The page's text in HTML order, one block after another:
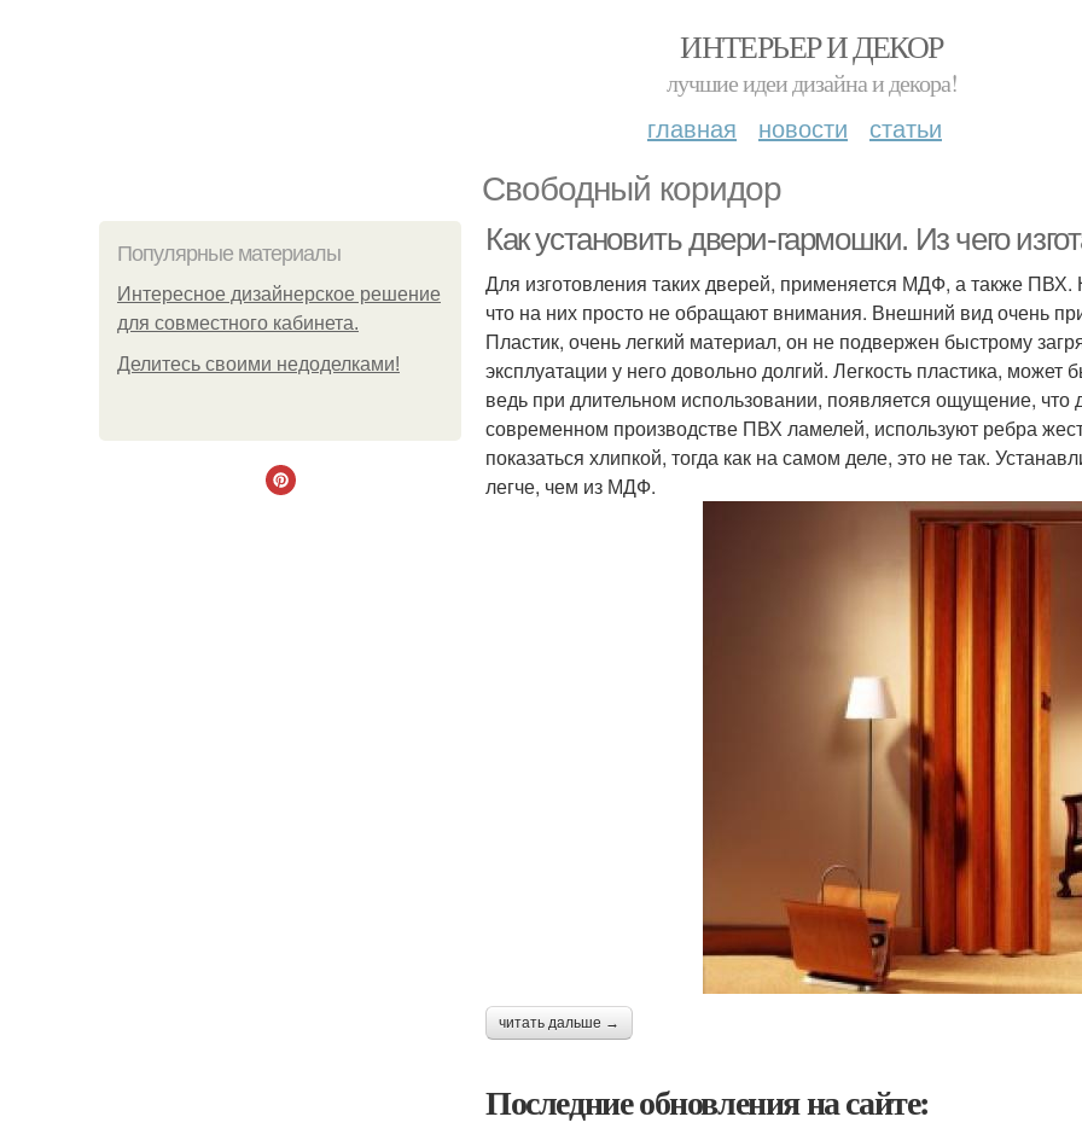
ИНТЕРЬЕР И ДЕКОР
лучшие идеи дизайна и декора!
главная новости статьи
Свободный коридор
Популярные материалы
Интересное дизайнерское решение
для совместного кабинета.
Делитесь своими недоделками!
Как установить двери-гармошки. Из чего
Для изготовления таких дверей, применяется МДФ, а также ПВХ.
что на них просто не обращают внимания. Внешний вид очень
Пластик, очень легкий материал, он не подвержен быстрому
эксплуатации у него довольно долгий. Легкость пластика, может
ведь при длительном использовании, появляется ощущение, что
современном производстве ПВХ ламелей, используют ребра
показаться хлипкой, тогда как на самом деле, это не так.
легче, чем из МДФ.
читать дальше →
Последние обновления на сайте: